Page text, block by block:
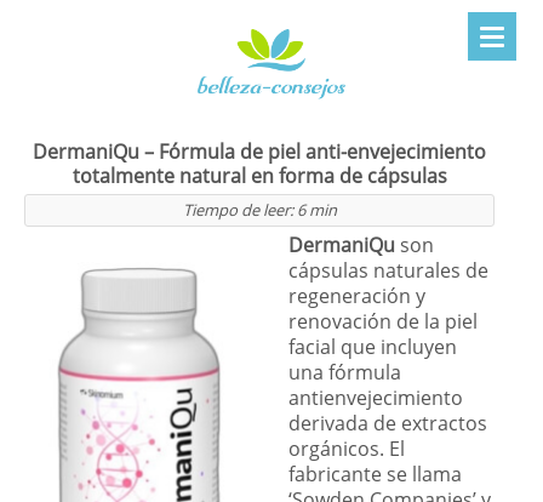
DermaniQu – Fórmula de piel anti-envejecimiento
totalmente natural en forma de cápsulas
Tiempo de leer:6 min
DermaniQu son
cápsulas naturales de
regeneración y
renovación de la piel
facial que incluyen
una fórmula
antienvejecimiento
derivada de extractos
orgánicos. El
fabricante se llama